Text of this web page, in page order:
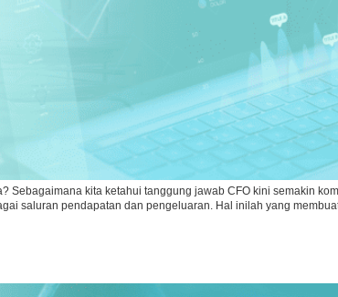
Sebagaimana kita ketahui tanggung jawab CFO kini semakin
saluran pendapatan dan pengeluaran. Hal inilah yang